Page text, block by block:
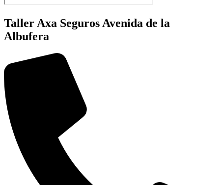
Taller Axa Seguros Avenida de la
Albufera